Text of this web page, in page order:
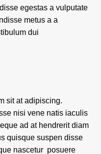
egestas a vulputate
metus a a
dui
sit at adipiscing.
nisi vene natis iaculis
ad at hendrerit diam
quisque suspen disse
nascetur posuere